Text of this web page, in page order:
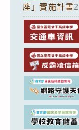
座」實施計畫